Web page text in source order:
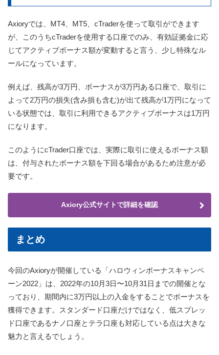
Axioryでは、MT4、MT5、cTraderを使って取引ができます
が、このうちcTraderを使用する口座でのみ、有効証拠金に応
じてアクティブボーナス額が変動すると言う、少し特殊なル
ールになっています。
例えば、残高が3万円、ボーナスが3万円ある口座で、取引に
よって2万円の損失(含み損も含む)が出て残高が1万円になって
いる状態では、取引に利用できるアクティブボーナスは1万円
になります。
このようにcTrader口座では、実際に取引に使えるボーナス額
は、付与されたボーナス額を下回る場合があるため注意が必
要です。
Axiory公式サイトで詳細を確認
まとめ
今回のAxioryが開催している「ハロウィンボーナスキャンペ
ーン2022」は、2022年の10月3日〜10月31日までの開催とな
っており、期間内に3万円以上の入金をすることでボーナスを
獲得できます。スタンダード口座だけではなく、低スプレッ
ド口座であるナノ口座とテラ口座も対応している点は大きな
魅力と言えるでしょう。